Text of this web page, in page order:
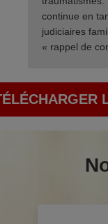
continue en
judiciaires
« rappel de